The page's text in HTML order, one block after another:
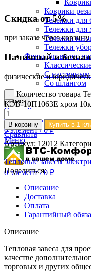
Коврики
Тележки для
Тележки для
Тележки
Тележки
Фены для волос
С
Со шлангом
Поиск
Вход / Регистрация
0 Сравнить
0элемент / 0₽
Меню
0элемент / 0 ₽
Скидка от 5%
при заказе через корзину
Наличный и
физические и
Количество товара
КЭВ-10П1063E хром
В корзину Купить в 1
Сравнить
Артикул: 12012
Тепловые завесы
Поделиться:
Описание
Доставка
Оплата
Гарантийный
Описание
Тепловая завеса для
качестве
торговых и других